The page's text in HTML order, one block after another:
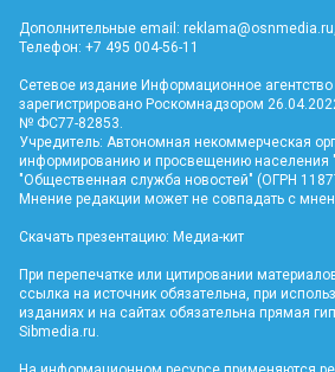
Дополнительные email: reklama@osnmedia.ru
Телефон: +7 495 004-56-11
Сетевое издание Информационное
зарегистрировано Роскомнадзором
№ ФС77-82853.
Учредитель: Автономная некоммерческая
информированию и просвещению населения
"Общественная служба новостей" (ОГРН
Мнение редакции может не совпадать с
Скачать презентацию: Медиа-кит
При перепечатке или цитировании
ссылка на источник обязательна, при
изданиях и на сайтах обязательна прямая
Sibmedia.ru